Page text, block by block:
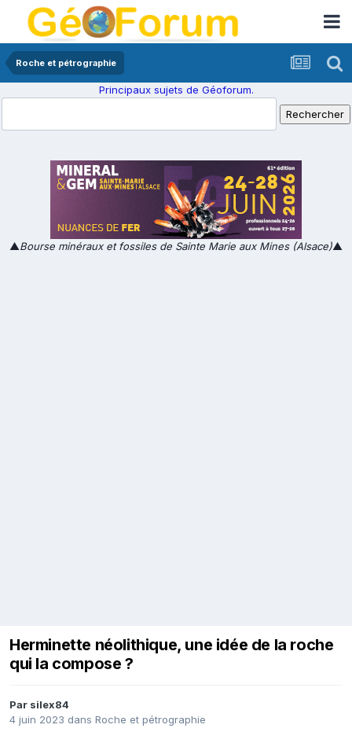
Roche et pétrographie
Principaux sujets de Géoforum.
▲Bourse minéraux et fossiles de Sainte Marie aux Mines (Alsace)▲
Herminette néolithique, une idée de la roche
qui la compose ?
Par silex84
4 juin 2023 dans Roche et pétrographie